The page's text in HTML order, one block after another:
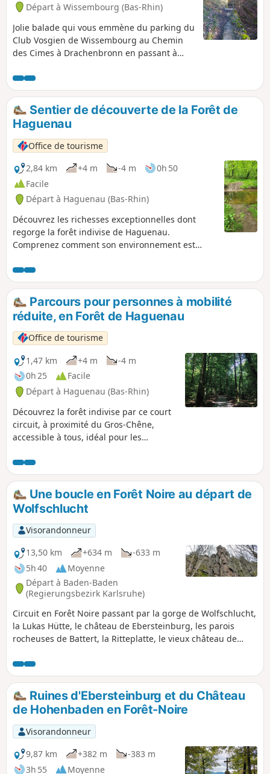
Départ à Wissembourg (Bas-Rhin)
Jolie balade qui vous emmène du parking du
Club Vosgien de Wissembourg au Chemin
des Cimes à Drachenbronn en passant à
le chemin des bornes ou l'on peut
reconnaitre les blasons des communes de
Climbach et de Cleebourg. La seule difficulté
sera le passage du fossé au point (7).
Sentier de découverte de la Forêt de
Haguenau
Office de tourisme
2,84 km
+4 m -4 m
0h 50
Facile
Départ à Haguenau (Bas-Rhin)
Découvrez les richesses exceptionnelles dont
regorge la forêt indivise de Haguenau.
Comprenez comment son environnement est
décembre 1999 qui a ravagé 40% de la surface de
la forêt, grâce à différents panneaux explicatifs
présents le long du sentier.
Parcours pour personnes à mobilité
réduite, en Forêt de Haguenau
Office de tourisme
1,47 km
+4 m
-4 m
0h 25
Facile
Départ à Haguenau (Bas-Rhin)
Découvrez la forêt indivise par ce court
circuit, à proximité du Gros-Chêne,
accessible à tous, idéal pour les
poussettes.
Une boucle en Forêt Noire au départ de
Wolfschlucht
Visorandonneur
13,50 km
+634 m
-633 m
5h 40
Moyenne
Départ à Baden-Baden
(Regierungsbezirk Karlsruhe)
Circuit en Forêt Noire passant par la gorge de Wolfschlucht,
la Lukas Hütte, le château de Ebersteinburg, les parois
rocheuses de Battert, la Ritteplatte, le vieux château de
Engelskanzel offrant de splendides vues sur la ville.
Ruines d'Ebersteinburg et du Château
de Hohenbaden en Forêt-Noire
Visorandonneur
9,87 km
+382 m
-383 m
3h 55
Moyenne